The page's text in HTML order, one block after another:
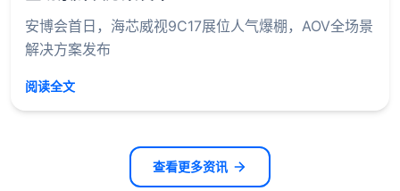
安博会首日，海芯威视9C17展位人气爆棚，AOV全场景
解决方案发布
阅读全文
查看更多资讯